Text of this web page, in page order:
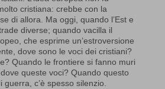
cristiana: crebbe con la
di allora. Ma oggi, quando l’Est e
diverse; quando vacilla il
che esprime un’estroversione
dove sono le voci dei cristiani?
Quando le frontiere si fanno muri
queste voci? Quando questo
c’è spesso silenzio.